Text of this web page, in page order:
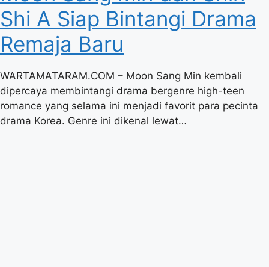
Shi A Siap Bintangi Drama
Remaja Baru
WARTAMATARAM.COM – Moon Sang Min kembali
dipercaya membintangi drama bergenre high-teen
romance yang selama ini menjadi favorit para pecinta
drama Korea. Genre ini dikenal lewat…